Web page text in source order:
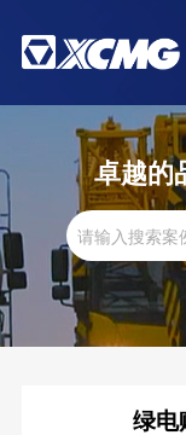
卓越的
绿